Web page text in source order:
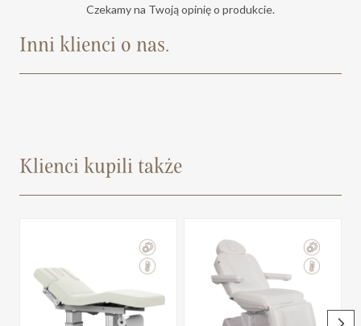
Czekamy na Twoją opinię o produkcie.
Inni klienci o nas.
Klienci kupili także